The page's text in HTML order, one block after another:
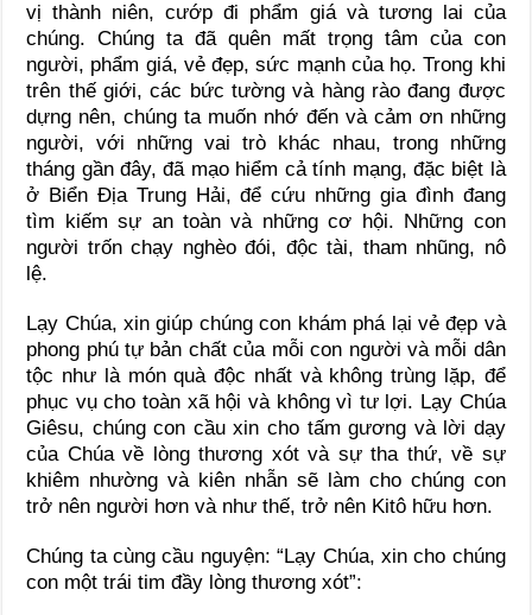
vị thành niên, cướp đi phẩm giá và tương lai của
chúng. Chúng ta đã quên mất trọng tâm của con
người, phẩm giá, vẻ đẹp, sức mạnh của họ. Trong khi
trên thế giới, các bức tường và hàng rào đang được
dựng nên, chúng ta muốn nhớ đến và cảm ơn những
người, với những vai trò khác nhau, trong những
tháng gần đây, đã mạo hiểm cả tính mạng, đặc biệt là
ở Biển Địa Trung Hải, để cứu những gia đình đang
tìm kiếm sự an toàn và những cơ hội. Những con
người trốn chạy nghèo đói, độc tài, tham nhũng, nô
lệ.
Lạy Chúa, xin giúp chúng con khám phá lại vẻ đẹp và
phong phú tự bản chất của mỗi con người và mỗi dân
tộc như là món quà độc nhất và không trùng lặp, để
phục vụ cho toàn xã hội và không vì tư lợi. Lạy Chúa
Giêsu, chúng con cầu xin cho tấm gương và lời dạy
của Chúa về lòng thương xót và sự tha thứ, về sự
khiêm nhường và kiên nhẫn sẽ làm cho chúng con
trở nên người hơn và như thế, trở nên Kitô hữu hơn.
Chúng ta cùng cầu nguyện: “Lạy Chúa, xin cho chúng
con một trái tim đầy lòng thương xót”: